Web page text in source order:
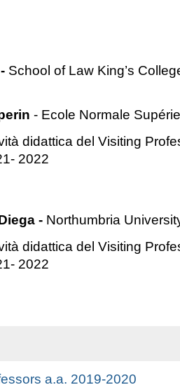
School of Law King’s
- Ecole Normale
didattica del Visiting
2022
- Northumbria
didattica del Visiting
2022
a.a. 2019-2020